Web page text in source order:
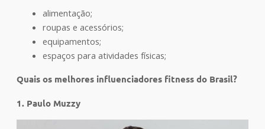
alimentação;
roupas e acessórios;
equipamentos;
espaços para atividades físicas;
Quais os melhores influenciadores fitness do Brasil?
1. Paulo Muzzy